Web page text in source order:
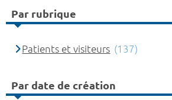
Par rubrique
Patients et visiteurs (137)
Par date de création